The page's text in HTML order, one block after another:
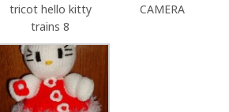
tricot hello kitty
trains 8
CAMERA